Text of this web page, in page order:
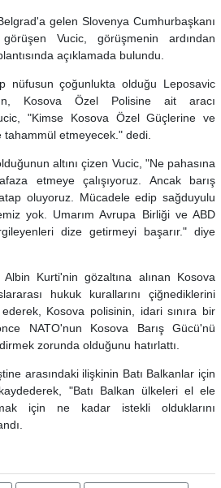
gelen Slovenya Cumhurbaşkanı
Vucic, görüşmenin ardından
açıklamada bulundu.
nüfusun çoğunlukta olduğu Leposavic
Kosova Özel Polisine ait aracı
"Kimse Kosova Özel Güçlerine ve
tahammül etmeyecek." dedi.
altını çizen Vucic, "Ne pahasına
etmeye çalışıyoruz. Ancak barış
oluyoruz. Mücadele edip sağduyulu
yok. Umarım Avrupa Birliği ve ABD
dize getirmeyi başarır." diye
Kurti'nin gözaltına alınan Kosova
hukuk kurallarını çiğnediklerini
Kosova polisinin, idari sınıra bir
NATO'nun Kosova Barış Gücü'nü
zorunda olduğunu hatırlattı.
arasındaki ilişkinin Batı Balkanlar için
"Batı Balkan ülkeleri el ele
için ne kadar istekli olduklarını